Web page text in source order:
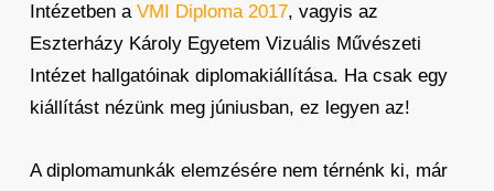
Intézetben a VMI Diploma 2017, vagyis az
Eszterházy Károly Egyetem Vizuális Művészeti
Intézet hallgatóinak diplomakiállítása. Ha csak egy
kiállítást nézünk meg júniusban, ez legyen az!
A diplomamunkák elemzésére nem térnénk ki, már